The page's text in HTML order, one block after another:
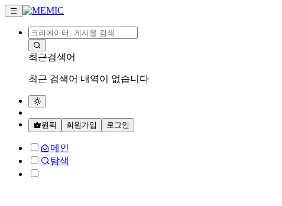
최근검색어
최근 검색어 내역이 없습니다
원픽 회원가입 로그인
메인
탐색